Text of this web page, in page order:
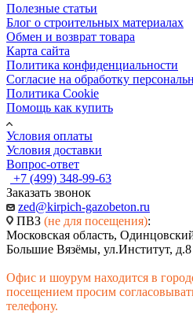
Полезные статьи
Блог о строительных материалах
Обмен и возврат товара
Карта сайта
Политика конфиденциальности
Согласие на обработку
Политика Cookie
Помощь как купить
Условия оплаты
Условия доставки
Вопрос-ответ
+7 (499) 348-99-63
Заказать звонок
zed@kirpich-gazobeton.ru
ПВЗ (не для посещения):
Московская область,
Большие Вязёмы, ул.Институт, д.8
Офис и шоурум находится в
посещением просим
телефону.